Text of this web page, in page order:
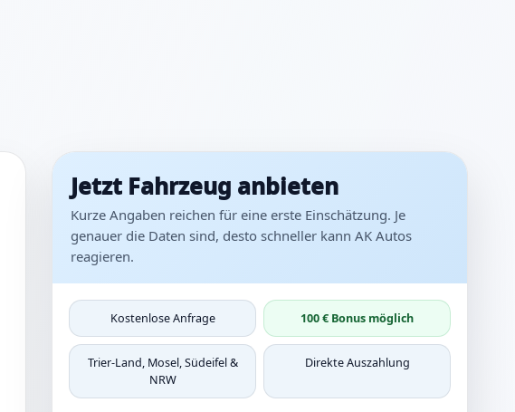
Jetzt Fahrzeug anbieten
Kurze Angaben reichen für eine erste Einschätzung. Je
genauer die Daten sind, desto schneller kann AK Autos
reagieren.
Kostenlose Anfrage 100 € Bonus möglich
Trier-Land, Mosel, Südeifel &
NRW
Direkte Auszahlung